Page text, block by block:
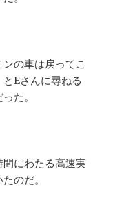
の車は戻ってこ
Eさんに尋ねる
た。
にわたる高速実
のだ。